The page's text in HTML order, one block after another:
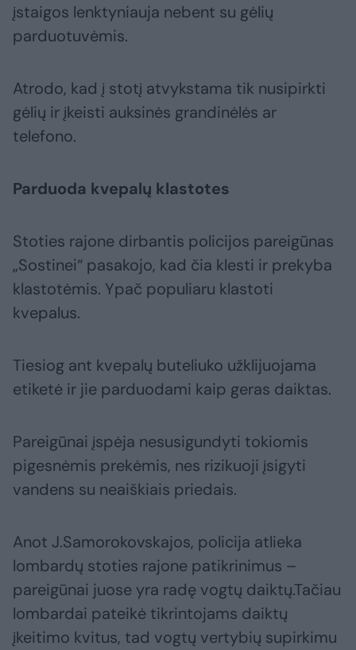
įstaigos lenktyniauja nebent su gėlių
parduotuvėmis.
Atrodo, kad į stotį atvykstama tik nusipirkti
gėlių ir įkeisti auksinės grandinėlės ar
telefono.
Parduoda kvepalų klastotes
Stoties rajone dirbantis policijos pareigūnas
„Sostinei“ pasakojo, kad čia klesti ir prekyba
klastotėmis. Ypač populiaru klastoti
kvepalus.
Tiesiog ant kvepalų buteliuko užklijuojama
etiketė ir jie parduodami kaip geras daiktas.
Pareigūnai įspėja nesusigundyti tokiomis
pigesnėmis prekėmis, nes rizikuoji įsigyti
vandens su neaiškiais priedais.
Anot J.Samorokovskajos, policija atlieka
lombardų stoties rajone patikrinimus –
pareigūnai juose yra radę vogtų daiktų.Tačiau
lombardai pateikė tikrintojams daiktų
įkeitimo kvitus, tad vogtų vertybių supirkimu